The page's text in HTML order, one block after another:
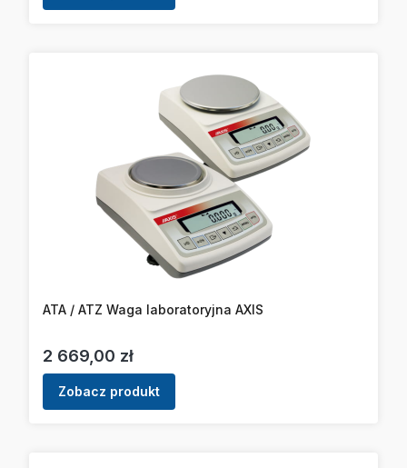
ATA / ATZ Waga laboratoryjna AXIS
Cena
2 669,00 zł
Zobacz produkt